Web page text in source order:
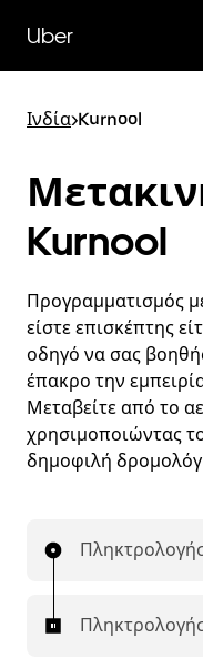
κύριο
περιεχόμενο
Uber
Ινδία>Kurnool
Kurnool
Προγραμματισμός
είστε επισκέπτης
οδηγό να σας
έπακρο την
Μεταβείτε από το
χρησιμοποιώντας
δημοφιλή